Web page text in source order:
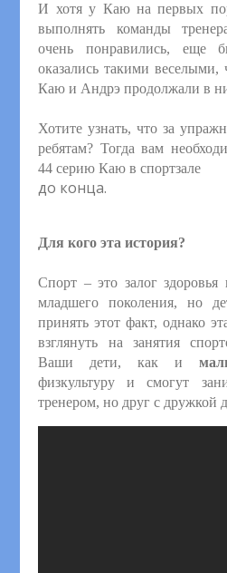
И хотя у Каю на первых
выполнять команды
очень понравились, еще
оказались такими
Каю и Андрэ продолжали в
Хотите узнать, что за
ребятам? Тогда вам
44 серию Каю в спортзале
до конца.
Для кого эта история?
Спорт – это залог
младшего поколения, но
принять этот факт, однако
взглянуть на занятия
Ваши дети, как и
физкультуру и смогут
тренером, но друг с дружкой